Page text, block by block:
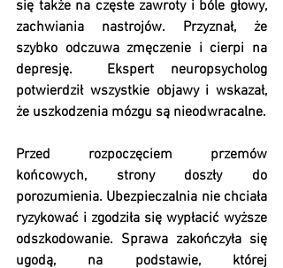
się także na częste zawroty i bóle głowy,
zachwiania nastrojów. Przyznał, że
szybko odczuwa zmęczenie i cierpi na
depresję.  Ekspert neuropsycholog
potwierdził wszystkie objawy i wskazał,
że uszkodzenia mózgu są nieodwracalne.
Przed rozpoczęciem przemów
końcowych, strony doszły do
porozumienia. Ubezpieczalnia nie chciała
ryzykować i zgodziła się wypłacić wyższe
odszkodowanie. Sprawa zakończyła się
ugodą, na podstawie, której